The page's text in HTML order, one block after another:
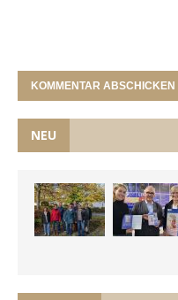
NEU